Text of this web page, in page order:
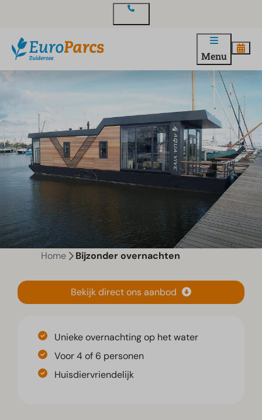
Menu
Home Bijzonder overnachten
Bekijk direct ons aanbod
Unieke overnachting op het water
Voor 4 of 6 personen
Huisdiervriendelijk